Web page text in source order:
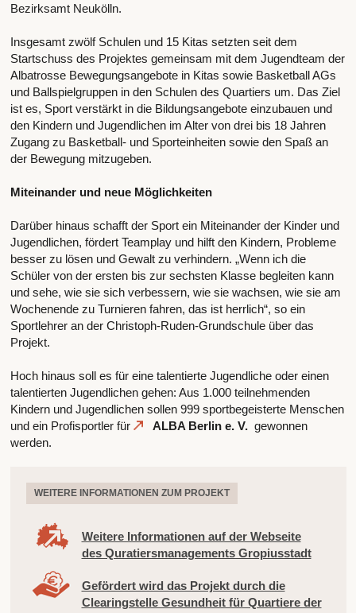
Bezirksamt Neukölln.
Insgesamt zwölf Schulen und 15 Kitas setzten seit dem
Startschuss des Projektes gemeinsam mit dem Jugendteam der
Albatrosse Bewegungsangebote in Kitas sowie Basketball AGs
und Ballspielgruppen in den Schulen des Quartiers um. Das Ziel
ist es, Sport verstärkt in die Bildungsangebote einzubauen und
den Kindern und Jugendlichen im Alter von drei bis 18 Jahren
Zugang zu Basketball- und Sporteinheiten sowie den Spaß an
der Bewegung mitzugeben.
Miteinander und neue Möglichkeiten
Darüber hinaus schafft der Sport ein Miteinander der Kinder und
Jugendlichen, fördert Teamplay und hilft den Kindern, Probleme
besser zu lösen und Gewalt zu verhindern. „Wenn ich die
Schüler von der ersten bis zur sechsten Klasse begleiten kann
und sehe, wie sie sich verbessern, wie sie wachsen, wie sie am
Wochenende zu Turnieren fahren, das ist herrlich“, so ein
Sportlehrer an der Christoph-Ruden-Grundschule über das
Projekt.
Hoch hinaus soll es für eine talentierte Jugendliche oder einen
talentierten Jugendlichen gehen: Aus 1.000 teilnehmenden
Kindern und Jugendlichen sollen 999 sportbegeisterte Menschen
und ein Profisportler für
ALBA Berlin e. V. gewonnen
werden.
WEITERE INFORMATIONEN ZUM PROJEKT
Weitere Informationen auf der Webseite
des Quratiersmanagements Gropiusstadt
Gefördert wird das Projekt durch die
Clearingstelle Gesundheit für Quartiere der